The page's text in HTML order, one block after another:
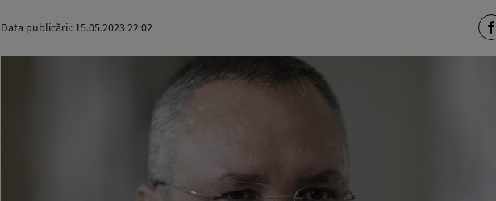
Data publicării: 15.05.2023 22:02